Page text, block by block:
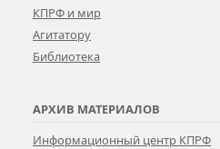
КПРФ и мир
Агитатору
Библиотека
АРХИВ МАТЕРИАЛОВ
Информационный центр КПРФ